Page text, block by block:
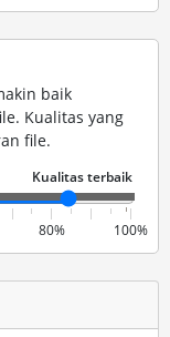
baik
Kualitas yang
file.
80% 100%